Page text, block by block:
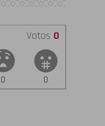
Votos 0
0 0